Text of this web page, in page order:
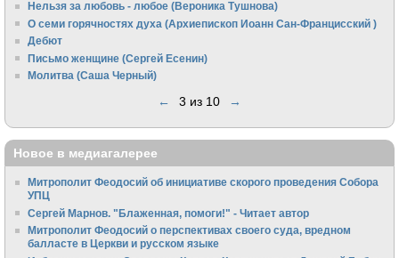
Нельзя за любовь - любое (Вероника Тушнова)
О семи горячностях духа (Архиепископ Иоанн Сан-Францисский )
Дебют
Письмо женщине (Сергей Есенин)
Молитва (Саша Черный)
← 3 из 10 →
Новое в медиагалерее
Митрополит Феодосий об инициативе скорого проведения Собора
УПЦ
Сергей Марнов. "Блаженная, помоги!" - Читает автор
Митрополит Феодосий о перспективах своего суда, вредном
балласте в Церкви и русском языке